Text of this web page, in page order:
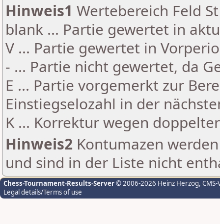
Hinweis1 Wertebereich Feld
blank ... Partie gewertet in
V ... Partie gewertet in
- ... Partie nicht gewertet, da
E ... Partie vorgemerkt zur
Einstiegselozahl in der
K ... Korrektur wegen
Hinweis2 Kontumazen
und sind in der Liste nicht
Chess-Tournament-Results-Server© 2006-2026 Heinz Herzog,
Legal details/Terms of use